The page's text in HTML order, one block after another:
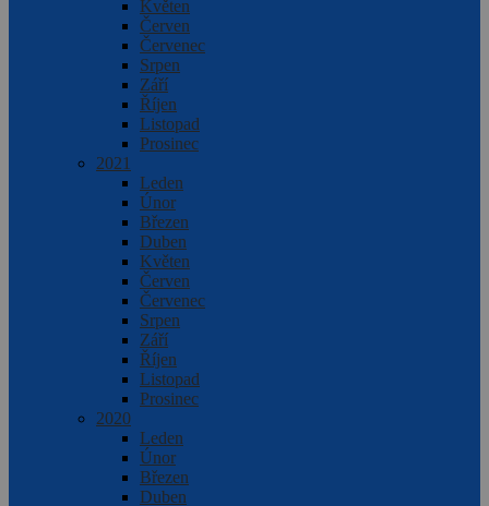
Květen
Červen
Červenec
Srpen
Září
Říjen
Listopad
Prosinec
2021
Leden
Únor
Březen
Duben
Květen
Červen
Červenec
Srpen
Září
Říjen
Listopad
Prosinec
2020
Leden
Únor
Březen
Duben